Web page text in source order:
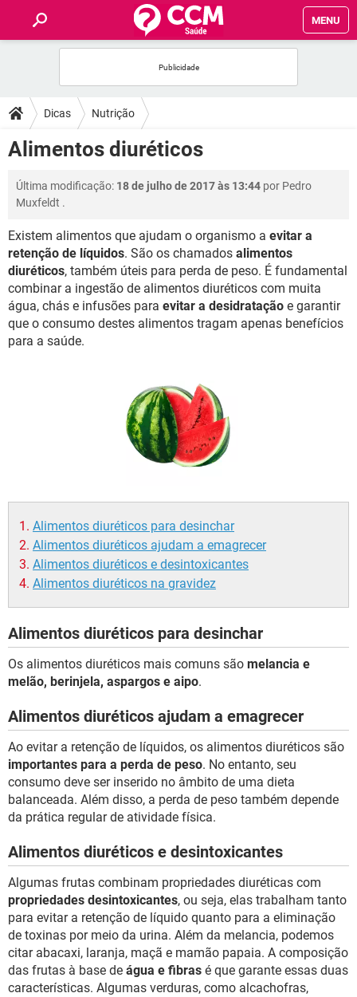
MENU
FÓRUM
SAÚDE
FAMÍLIA
BEM-ESTAR
SEXUALIDADE
GLOSSÁRIO
Dicas Nutrição
Alimentos diuréticos
Última modificação: 18 de julho de 2017 às 13:44 por Pedro
Muxfeldt .
Existem alimentos que ajudam o organismo a evitar a
retenção de líquidos. São os chamados alimentos
diuréticos, também úteis para perda de peso. É fundamental
combinar a ingestão de alimentos diuréticos com muita
água, chás e infusões para evitar a desidratação e garantir
que o consumo destes alimentos tragam apenas benefícios
para a saúde.
Alimentos diuréticos para desinchar
Alimentos diuréticos ajudam a emagrecer
Alimentos diuréticos e desintoxicantes
Alimentos diuréticos na gravidez
Alimentos diuréticos para desinchar
Os alimentos diuréticos mais comuns são melancia e
melão, berinjela, aspargos e aipo.
Alimentos diuréticos ajudam a emagrecer
Ao evitar a retenção de líquidos, os alimentos diuréticos são
importantes para a perda de peso. No entanto, seu
consumo deve ser inserido no âmbito de uma dieta
balanceada. Além disso, a perda de peso também depende
da prática regular de atividade física.
Alimentos diuréticos e desintoxicantes
Algumas frutas combinam propriedades diuréticas com
propriedades desintoxicantes, ou seja, elas trabalham tanto
para evitar a retenção de líquido quanto para a eliminação
de toxinas por meio da urina. Além da melancia, podemos
citar abacaxi, laranja, maçã e mamão papaia. A composição
das frutas à base de água e fibras é que garante essas duas
características. Algumas verduras, como alcachofras,